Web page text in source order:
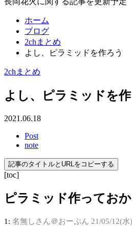
ホーム
ブログ
2chまとめ
よし、ピラミッドを作ろう
2chまとめ
よし、ピラミッドを作
2021.06.18
Post
note
記事のタイトルとURLをコピーする
[toc]
ピラミッド作ってお
1: 名無しさん＠おーぷん 21/05/12(水